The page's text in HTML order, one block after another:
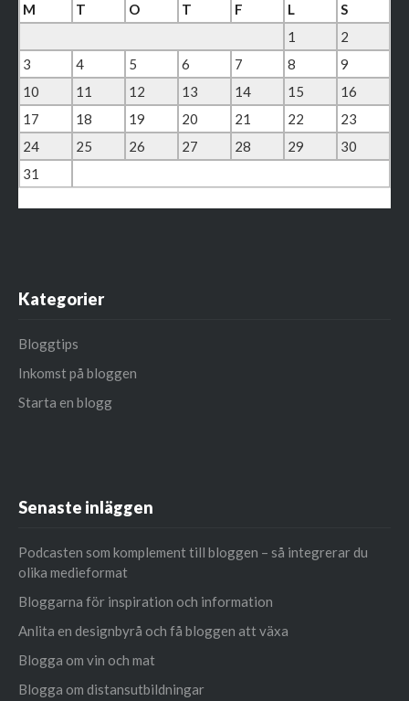
M
T O T F L
S
1
2
3
4 5 6 7 8
9
10
11 12 13 14 15
16
17
18 19 20 21 22
23
24
25 26 27 28 29
30
31
Kategorier
Bloggtips
Inkomst på bloggen
Starta en blogg
Senaste inläggen
Podcasten som komplement till bloggen – så integrerar du
olika medieformat
Bloggarna för inspiration och information
Anlita en designbyrå och få bloggen att växa
Blogga om vin och mat
Blogga om distansutbildningar